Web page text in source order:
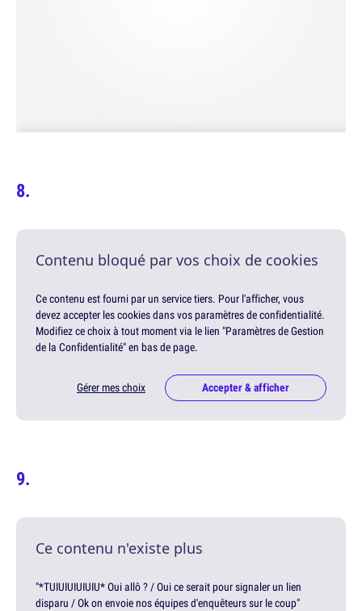
Contenu bloqué par vos choix de cookies
Ce contenu est fourni par un service tiers. Pour l'afficher, vous
devez accepter les cookies dans vos paramètres de confidentialité.
Modifiez ce choix à tout moment via le lien "Paramètres de Gestion
de la Confidentialité" en bas de page.
Gérer mes choix Accepter & afficher
Ce contenu n'existe plus
"*TUIUIUIUIUIU* Oui allô ? / Oui ce serait pour signaler un lien
disparu / Ok on envoie nos équipes d'enquêteurs sur le coup"